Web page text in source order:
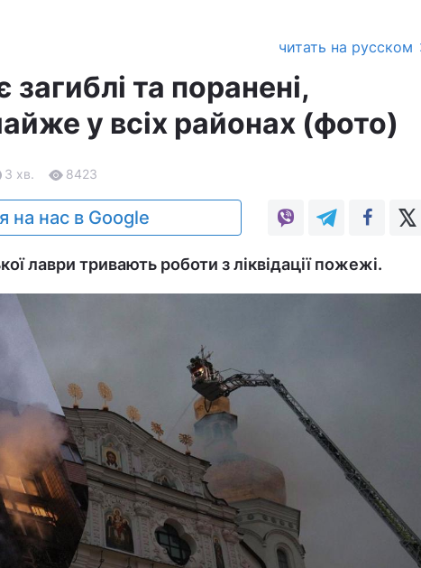
читать на русском
та поранені,
у всіх районах (фото)
3 хв. 8423
на нас в Google
лаври тривають роботи з ліквідації пожежі.